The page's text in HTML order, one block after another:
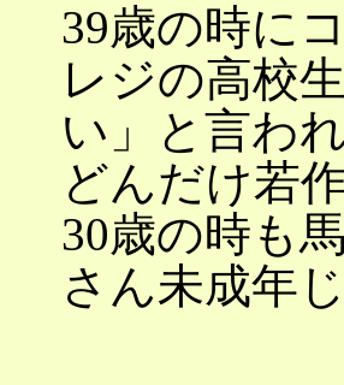
39歳の時に
レジの高校
い」と言わ
どんだけ若
30歳の時も
さん未成年